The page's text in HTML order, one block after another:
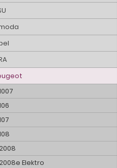
Elektro